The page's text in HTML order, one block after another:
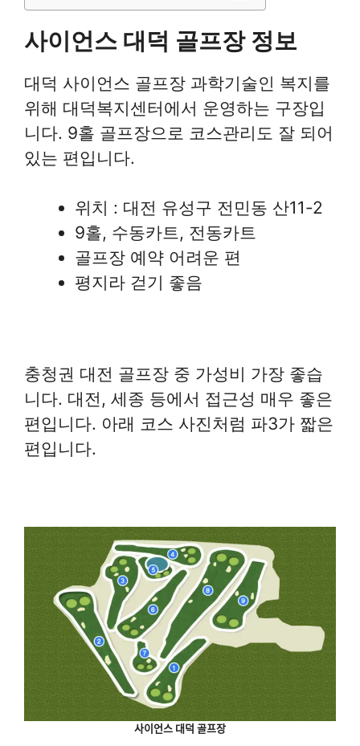
사이언스 대덕 골프장 정보
대덕 사이언스 골프장 과학기술인 복지를
위해 대덕복지센터에서 운영하는 구장입
니다. 9홀 골프장으로 코스관리도 잘 되어
있는 편입니다.
위치 : 대전 유성구 전민동 산11-2
9홀, 수동카트, 전동카트
골프장 예약 어려운 편
평지라 걷기 좋음
충청권 대전 골프장 중 가성비 가장 좋습
니다. 대전, 세종 등에서 접근성 매우 좋은
편입니다. 아래 코스 사진처럼 파3가 짧은
편입니다.
사이언스 대덕 골프장